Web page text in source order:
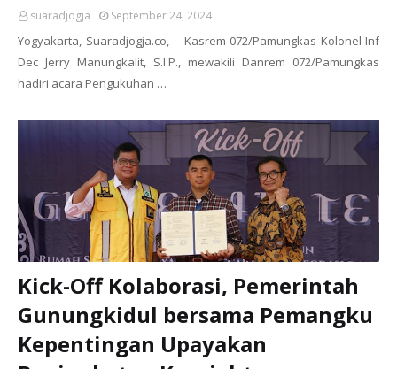
suaradjogja September 24, 2024
Yogyakarta, Suaradjogja.co, -- Kasrem 072/Pamungkas Kolonel Inf
Dec Jerry Manungkalit, S.I.P., mewakili Danrem 072/Pamungkas
hadiri acara Pengukuhan …
Kick-Off Kolaborasi, Pemerintah
Gunungkidul bersama Pemangku
Kepentingan Upayakan